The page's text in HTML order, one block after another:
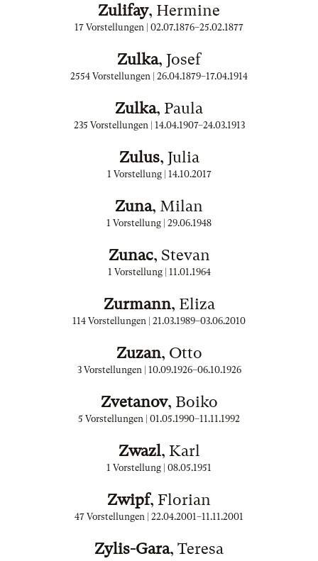
Zulifay, Hermine
17 Vorstellungen | 02.07.1876–25.02.1877
Zulka, Josef
2554 Vorstellungen | 26.04.1879–17.04.1914
Zulka, Paula
235 Vorstellungen | 14.04.1907–24.03.1913
Zulus, Julia
1 Vorstellung | 14.10.2017
Zuna, Milan
1 Vorstellung | 29.06.1948
Zunac, Stevan
1 Vorstellung | 11.01.1964
Zurmann, Eliza
114 Vorstellungen | 21.03.1989–03.06.2010
Zuzan, Otto
3 Vorstellungen | 10.09.1926–06.10.1926
Zvetanov, Boiko
5 Vorstellungen | 01.05.1990–11.11.1992
Zwazl, Karl
1 Vorstellung | 08.05.1951
Zwipf, Florian
47 Vorstellungen | 22.04.2001–11.11.2001
Zylis-Gara, Teresa